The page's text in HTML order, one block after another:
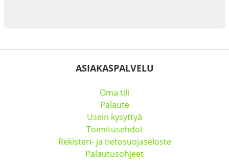
ASIAKASPALVELU
Oma tili
Palaute
Usein kysyttyä
Toimitusehdot
Rekisteri- ja tietosuojaseloste
Palautusohjeet